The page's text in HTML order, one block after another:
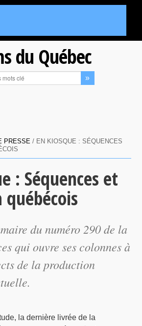
du Québec
PRESSE / EN KIOSQUE : SÉQUENCES
: Séquences et
du numéro 290 de la
qui ouvre ses colonnes à
de la production
la dernière livrée de la